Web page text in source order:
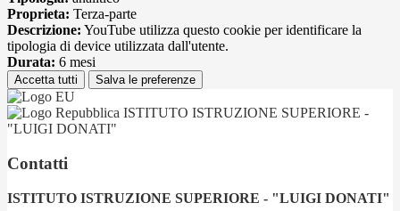
Proprieta: Terza-parte
Descrizione: YouTube utilizza questo cookie per identificare la
tipologia di device utilizzata dall'utente.
Durata: 6 mesi
Accetta tutti Salva le preferenze
ISTITUTO ISTRUZIONE SUPERIORE -
"LUIGI DONATI"
Contatti
ISTITUTO ISTRUZIONE SUPERIORE - "LUIGI DONATI"